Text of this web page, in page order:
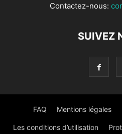
Contactez-nous:
SUIVEZ
FAQ Mentions légales
Les conditions d’utilisation